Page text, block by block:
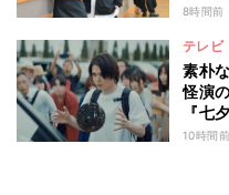
8時間前
テレビ
素朴
怪演
『七
超常
10時間前